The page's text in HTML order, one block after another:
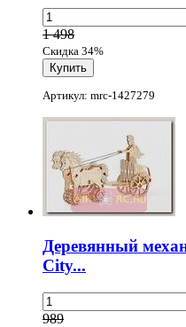
1 498
Скидка 34%
Артикул: mrc-1427279
Деревянный
City...
989